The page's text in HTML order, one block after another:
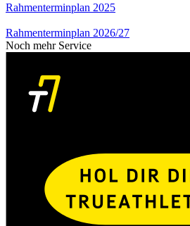
Rahmenterminplan 2025
Rahmenterminplan 2026/27
Noch mehr Service